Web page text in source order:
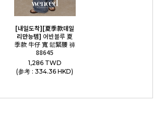
[내일도착][夏季款데일
리만능템] 어반블루 夏
季款 牛仔 寬 鬆緊腰 褲
88645
1,286 TWD
(参考 : 334.36 HKD)